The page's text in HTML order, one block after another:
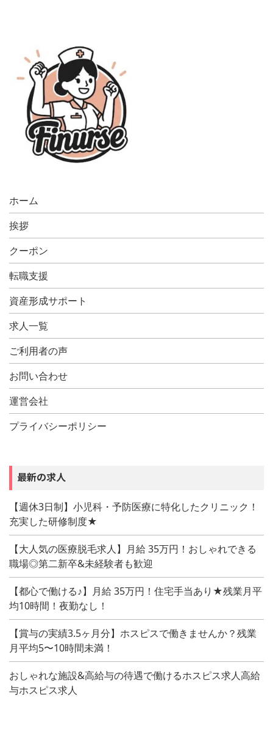
ホーム
挨拶
クーポン
転職支援
資産形成サポート
求人一覧
ご利用者の声
お問い合わせ
運営会社
プライバシーポリシー
最新の求人
【週休3日制】小児科・予防医療に特化したクリニック！
充実した研修制度★
【大人気の医療脱毛求人】月給 35万円！おしゃれできる
職場◎第二新卒&未経験者も歓迎
【都心で働ける♪】月給 35万円！住宅手当あり★残業月平
均10時間！夜勤なし！
【賞与の実績3.5ヶ月分】ホスピスで働きませんか？残業
月平均5〜10時間未満！
おしゃれな施設&高給与の待遇で働けるホスピス求人高給
与ホスピス求人